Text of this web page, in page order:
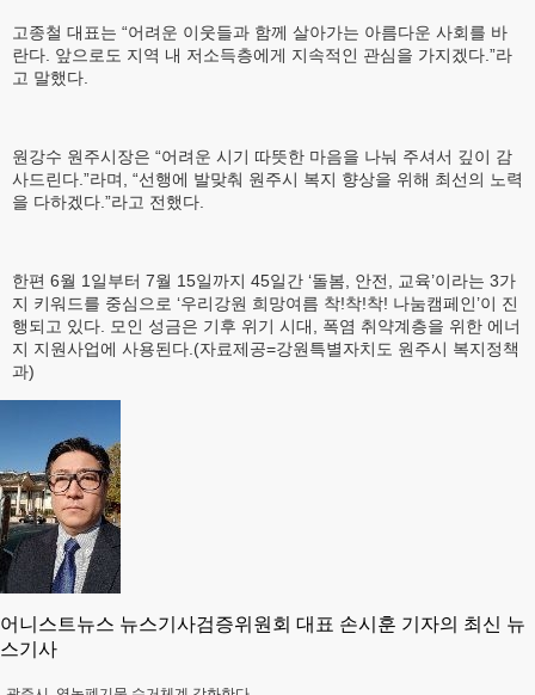
고종철 대표는 “어려운 이웃들과 함께 살아가는 아름다운 사회를 바
란다. 앞으로도 지역 내 저소득층에게 지속적인 관심을 가지겠다.”라
고 말했다.
원강수 원주시장은 “어려운 시기 따뜻한 마음을 나눠 주셔서 깊이 감
사드린다.”라며, “선행에 발맞춰 원주시 복지 향상을 위해 최선의 노력
을 다하겠다.”라고 전했다.
한편 6월 1일부터 7월 15일까지 45일간 ‘돌봄, 안전, 교육’이라는 3가
지 키워드를 중심으로 ‘우리강원 희망여름 착!착!착! 나눔캠페인’이 진
행되고 있다. 모인 성금은 기후 위기 시대, 폭염 취약계층을 위한 에너
지 지원사업에 사용된다.(자료제공=강원특별자치도 원주시 복지정책
과)
어니스트뉴스 뉴스기사검증위원회 대표 손시훈 기자의 최신 뉴
스기사